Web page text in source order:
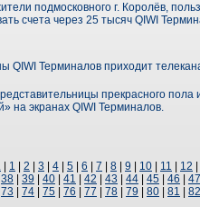
подмосковного г. Королёв,
счета через 25 тысяч QIWI
QIWI Терминалов приходит
прекрасного
на экранах QIWI Терминалов.
1 2 3 4 5 6 7 8 9 10 11 12
38 39 40 41 42 43 44 45 46 47
73 74 75 76 77 78 79 80 81 82